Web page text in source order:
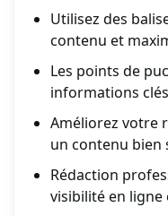
Utilisez des
contenu et
Les points de
informations
Améliorez votre
un contenu
Rédaction
visibilité en